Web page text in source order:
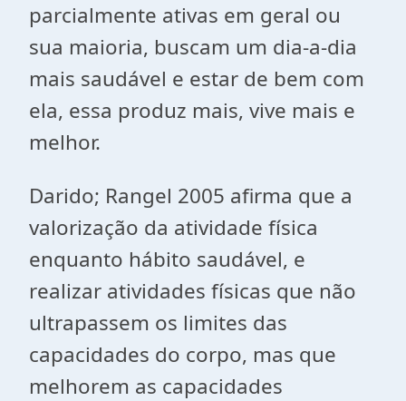
parcialmente ativas em geral ou
sua maioria, buscam um dia-a-dia
mais saudável e estar de bem com
ela, essa produz mais, vive mais e
melhor.
Darido; Rangel 2005 afirma que a
valorização da atividade física
enquanto hábito saudável, e
realizar atividades físicas que não
ultrapassem os limites das
capacidades do corpo, mas que
melhorem as capacidades